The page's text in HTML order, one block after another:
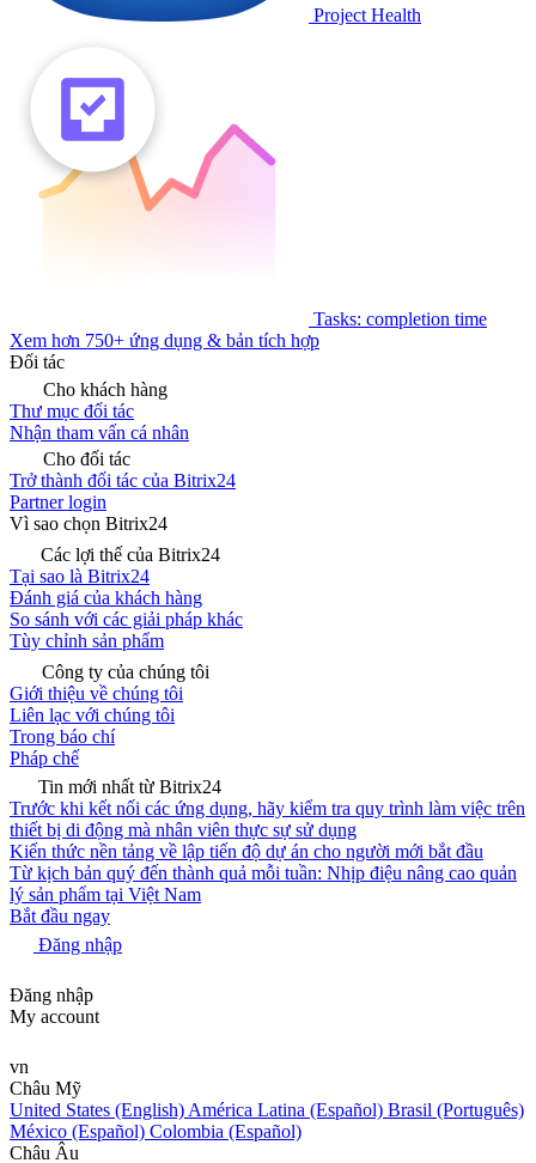
Project Health
Tasks: completion time
Xem hơn 750+ ứng dụng & bản tích hợp
Đối tác
Cho khách hàng
Thư mục đối tác
Nhận tham vấn cá nhân
Cho đối tác
Trở thành đối tác của Bitrix24
Partner login
Vì sao chọn Bitrix24
Các lợi thế của Bitrix24
Tại sao là Bitrix24
Đánh giá của khách hàng
So sánh với các giải pháp khác
Tùy chỉnh sản phẩm
Công ty của chúng tôi
Giới thiệu về chúng tôi
Liên lạc với chúng tôi
Trong báo chí
Pháp chế
Tin mới nhất từ Bitrix24
Trước khi kết nối các ứng dụng, hãy kiểm tra quy trình làm việc trên
thiết bị di động mà nhân viên thực sự sử dụng
Kiến thức nền tảng về lập tiến độ dự án cho người mới bắt đầu
Từ kịch bản quý đến thành quả mỗi tuần: Nhịp điệu nâng cao quản
lý sản phẩm tại Việt Nam
Bắt đầu ngay
Đăng nhập
Đăng nhập
My account
vn
Châu Mỹ
United States (English) América Latina (Español) Brasil (Português)
México (Español) Colombia (Español)
Châu Âu